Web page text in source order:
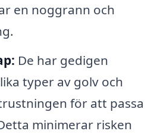
en noggrann och
De har gedigen
typer av golv och
för att passa
minimerar risken